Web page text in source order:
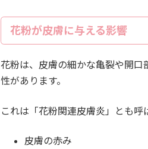
花粉が皮膚に与える影響
花粉は、皮膚の細かな亀裂や開
性があります。
これは「花粉関連皮膚炎」とも呼
皮膚の赤み